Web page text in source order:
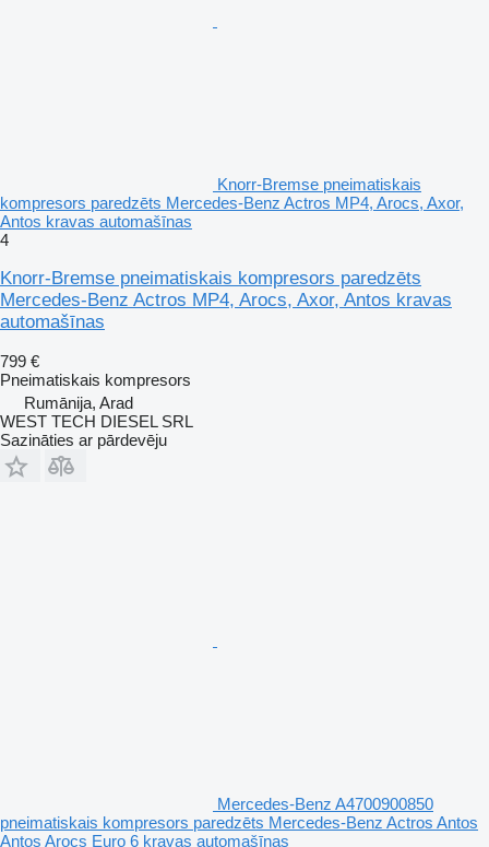
Knorr-Bremse pneimatiskais
kompresors paredzēts Mercedes-Benz Actros MP4, Arocs, Axor,
Antos kravas automašīnas
4
Knorr-Bremse pneimatiskais kompresors paredzēts
Mercedes-Benz Actros MP4, Arocs, Axor, Antos kravas
automašīnas
799 €
Pneimatiskais kompresors
Rumānija, Arad
WEST TECH DIESEL SRL
Sazināties ar pārdevēju
Mercedes-Benz A4700900850
pneimatiskais kompresors paredzēts Mercedes-Benz Actros Antos
Antos Arocs Euro 6 kravas automašīnas